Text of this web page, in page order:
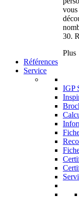
vous
30.
Plus
Références
Service
IGP